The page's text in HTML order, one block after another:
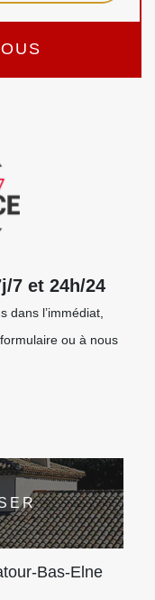
7 et 24h/24
dans l’immédiat,
ou à nous
Bas-Elne